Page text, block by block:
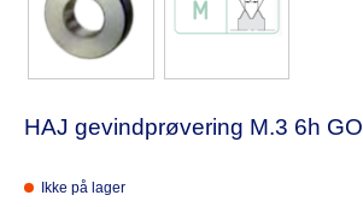
HAJ gevindprøvering M.3 6h
Ikke på lager